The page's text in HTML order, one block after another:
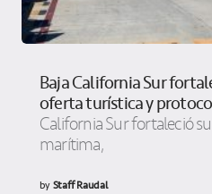
Baja California Sur
oferta turística y
California Sur fortaleció
marítima,
byStaff Raudal